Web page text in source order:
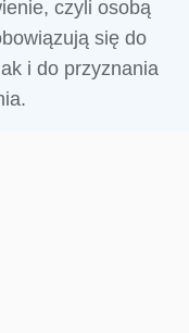
czyli osobą
się do
i do przyznania